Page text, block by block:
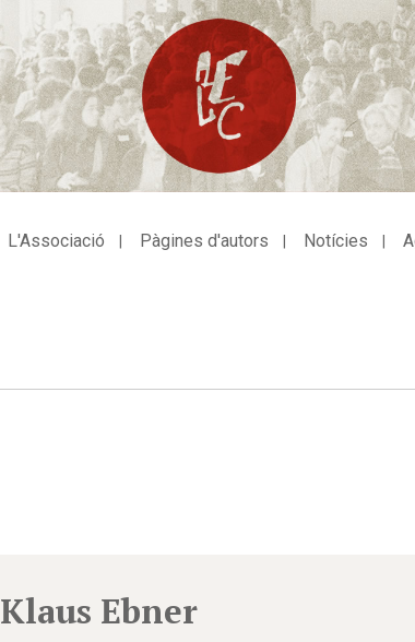
L'Associació Pàgines d'autors Notícies
Klaus Ebner